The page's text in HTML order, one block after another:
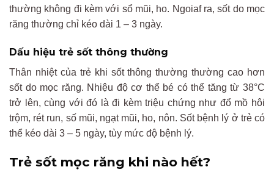
thường không đi kèm với sổ mũi, ho. Ngoiaf ra, sốt do mọc
răng thường chỉ kéo dài 1 – 3 ngày.
Dấu hiệu trẻ sốt thông thường
Thân nhiệt của trẻ khi sốt thông thường thường cao hơn
sốt do mọc răng. Nhiệu độ cơ thể bé có thể tăng từ 38°C
trở lên, cùng với đó là đi kèm triệu chứng như đổ mồ hôi
trộm, rét run, số mũi, ngạt mũi, ho, nôn. Sốt bệnh lý ở trẻ có
thể kéo dài 3 – 5 ngày, tùy mức độ bệnh lý.
Trẻ sốt mọc răng khi nào hết?